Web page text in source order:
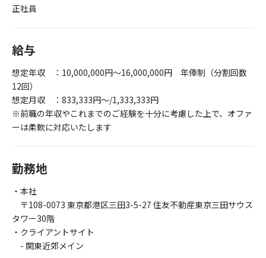
正社員
給与
想定年収 ：10,000,000円～16,000,000円 年俸制（分割回数
12回）
想定月収 ：833,333円～/1,333,333円
※前職の年収やこれまでのご経験を十分に考慮した上で、オファ
ーは柔軟に対応いたします
勤務地
・本社
〒108-0073 東京都港区三田3-5-27 住友不動産東京三田サウス
タワー30階
・クライアントサイト
- 関東近郊メイン